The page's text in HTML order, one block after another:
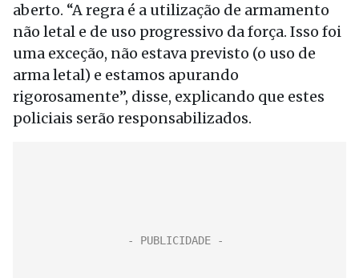
aberto. “A regra é a utilização de armamento
não letal e de uso progressivo da força. Isso foi
uma exceção, não estava previsto (o uso de
arma letal) e estamos apurando
rigorosamente”, disse, explicando que estes
policiais serão responsabilizados.